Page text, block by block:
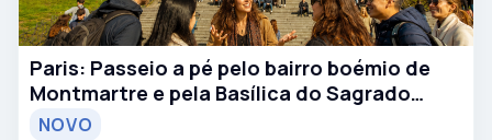
Paris: Passeio a pé pelo bairro boémio de
Montmartre e pela Basílica do Sagrado
Coração
NOVO